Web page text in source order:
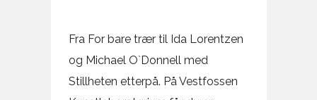
Fra For bare trær til Ida Lorentzen
og Michael O`Donnell med
Stillheten etterpå. På Vestfossen